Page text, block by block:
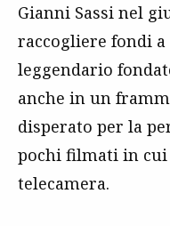
Gianni Sassi nel
raccogliere fondi
leggendario
anche in un
disperato per la
pochi filmati in cui
telecamera.